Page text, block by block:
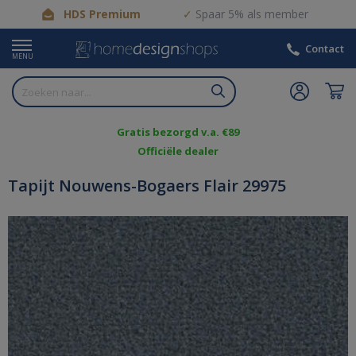
HDS Premium Spaar 5% als member
MENU
Contact
Gratis bezorgd v.a. €89
Officiële dealer
Tapijt Nouwens-Bogaers Flair 29975